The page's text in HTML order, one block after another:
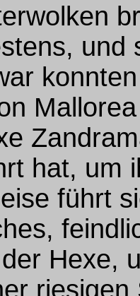
und
hat, um
führt
Hexe,